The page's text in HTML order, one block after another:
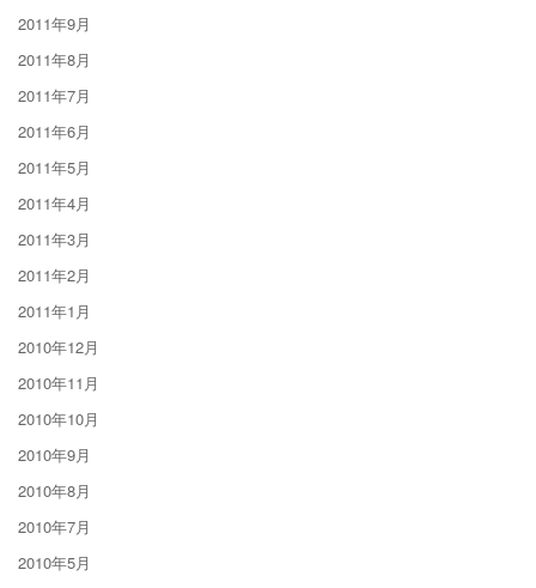
2011年9月
2011年8月
2011年7月
2011年6月
2011年5月
2011年4月
2011年3月
2011年2月
2011年1月
2010年12月
2010年11月
2010年10月
2010年9月
2010年8月
2010年7月
2010年5月